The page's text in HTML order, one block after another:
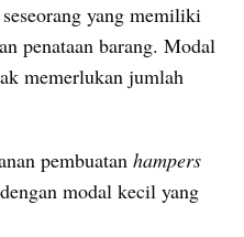
yang memiliki
penataan barang. Modal
memerlukan jumlah
pembuatan hampers
modal kecil yang